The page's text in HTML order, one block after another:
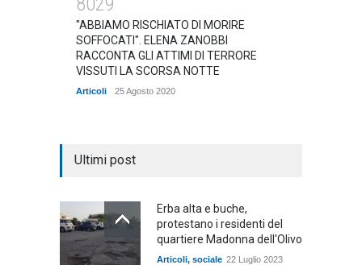
"ABBIAMO RISCHIATO DI MORIRE
SOFFOCATI". ELENA ZANOBBI
RACCONTA GLI ATTIMI DI TERRORE
VISSUTI LA SCORSA NOTTE
Articoli 25 Agosto 2020
Ultimi post
Erba alta e buche,
protestano i residenti del
quartiere Madonna dell'Olivo
Articoli, sociale 22 Luglio 2023